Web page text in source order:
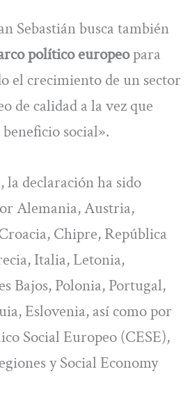
Sebastián busca también
político europeopara
el crecimiento de un sector
de calidad a la vez que
social».
la declaración ha sido
Alemania, Austria,
Chipre, República
Italia, Letonia,
Bajos, Polonia, Portugal,
Eslovenia, así como por
Social Europeo (CESE),
y Social Economy